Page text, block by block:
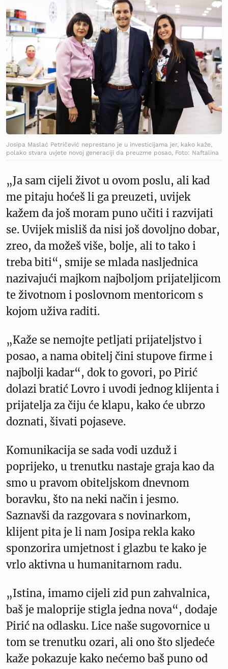
Josipa Maslać Petričević neprestano je u investicijama jer, kako kaže,
polako stvara uvjete novoj generaciji da preuzme posao, Foto: Naftalina
„Ja sam cijeli život u ovom poslu, ali kad
me pitaju hoćeš li ga preuzeti, uvijek
kažem da još moram puno učiti i razvijati
se. Uvijek misliš da nisi još dovoljno dobar,
zreo, da možeš više, bolje, ali to tako i
treba biti“, smije se mlada nasljednica
nazivajući majkom najboljom prijateljicom
te životnom i poslovnom mentoricom s
kojom uživa raditi.
„Kaže se nemojte petljati prijateljstvo i
posao, a nama obitelj čini stupove firme i
najbolji kadar“, dok to govori, po Pirić
dolazi bratić Lovro i uvodi jednog klijenta i
prijatelja za čiju će klapu, kako će ubrzo
doznati, šivati pojaseve.
Komunikacija se sada vodi uzduž i
poprijeko, u trenutku nastaje graja kao da
smo u pravom obiteljskom dnevnom
boravku, što na neki način i jesmo.
Saznavši da razgovara s novinarkom,
klijent pita je li nam Josipa rekla kako
sponzorira umjetnost i glazbu te kako je
vrlo aktivna u humanitarnom radu.
„Istina, imamo cijeli zid pun zahvalnica,
baš je maloprije stigla jedna nova“, dodaje
Pirić na odlasku. Lice naše sugovornice u
tom se trenutku ozari, ali ono što sljedeće
kaže pokazuje kako nećemo baš puno od